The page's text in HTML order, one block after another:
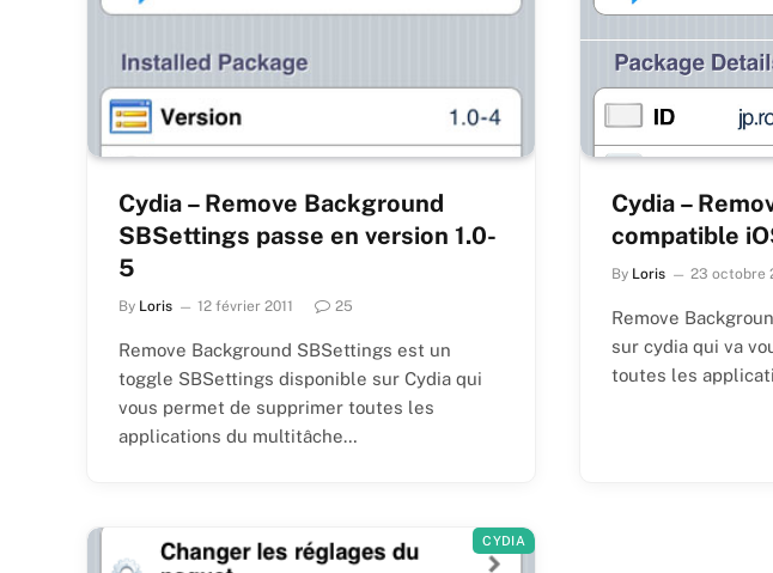
Cydia – Remove Background
SBSettings passe en version 1.0-
5
By Loris 12 février 2011 25
Remove Background SBSettings est un
toggle SBSettings disponible sur Cydia qui
vous permet de supprimer toutes les
applications du multitâche…
Cydia –
compatible
By Loris 23 octobre
Remove
sur cydia qui va
toutes les
CYDIA